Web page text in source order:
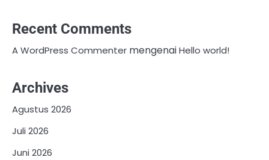
Recent Comments
A WordPress Commenter mengenaiHello world!
Archives
Agustus 2026
Juli 2026
Juni 2026